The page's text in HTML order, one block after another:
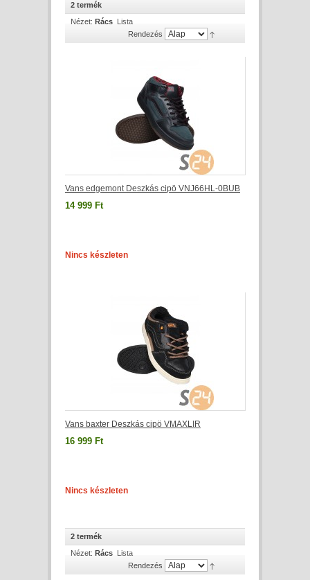
2 termék
Nézet: Rács Lista
Rendezés
Vans edgemont Deszkás cipö VNJ66HL-0BUB
14 999 Ft
Nincs készleten
Vans baxter Deszkás cipö VMAXLIR
16 999 Ft
Nincs készleten
2 termék
Nézet: Rács Lista
Rendezés